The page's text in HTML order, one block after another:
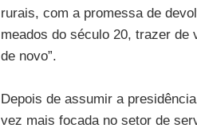
rurais, com a promessa de
meados do século 20, trazer de
de novo”.
Depois de assumir a
vez mais focada no setor de